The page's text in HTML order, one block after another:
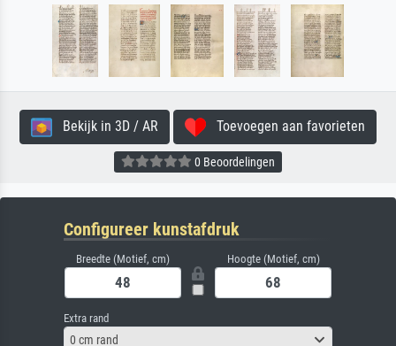
Bekijk in 3D / AR Toevoegen aan favorieten
0 Beoordelingen
Configureer kunstafdruk
Breedte (Motief, cm) Hoogte (Motief, cm)
Extra rand
0 cm rand